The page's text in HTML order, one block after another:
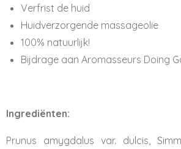
Verfrist de huid
Huidverzorgende massageolie
100% natuurlijk!
Bijdrage aan Aromasseurs Doing
Ingrediënten:
Prunus amygdalus var. dulcis,